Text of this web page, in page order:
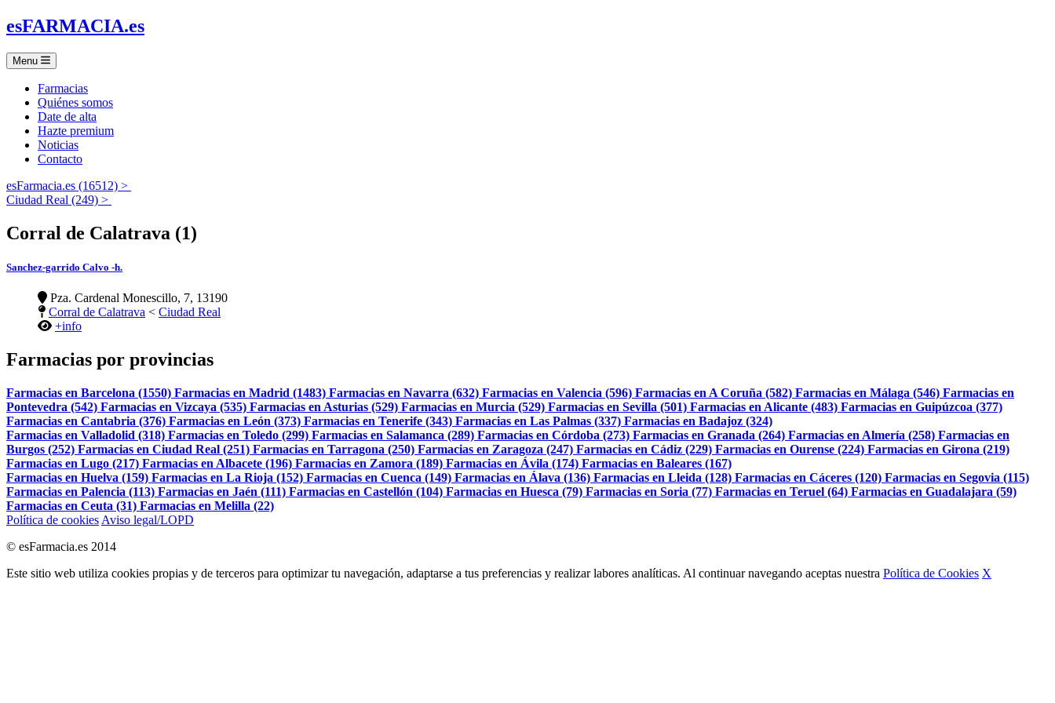
esFARMACIA.es
Menu
Farmacias
Quiénes somos
Date de alta
Hazte premium
Noticias
Contacto
esFarmacia.es (16512) >
Ciudad Real (249) >
Corral de Calatrava (1)
Sanchez-garrido Calvo -h.
Pza. Cardenal Monescillo, 7, 13190
Corral de Calatrava < Ciudad Real
+info
Farmacias por provincias
Farmacias en Barcelona (1550) Farmacias en Madrid (1483) Farmacias en Navarra (632) Farmacias en Valencia (596) Farmacias en A Coruña (582) Farmacias en Málaga (546) Farmacias en
Pontevedra (542) Farmacias en Vizcaya (535) Farmacias en Asturias (529) Farmacias en Murcia (529) Farmacias en Sevilla (501) Farmacias en Alicante (483) Farmacias en Guipúzcoa (377)
Farmacias en Cantabria (376) Farmacias en León (373) Farmacias en Tenerife (343) Farmacias en Las Palmas (337) Farmacias en Badajoz (324)
Farmacias en Valladolid (318) Farmacias en Toledo (299) Farmacias en Salamanca (289) Farmacias en Córdoba (273) Farmacias en Granada (264) Farmacias en Almería (258) Farmacias en
Burgos (252) Farmacias en Ciudad Real (251) Farmacias en Tarragona (250) Farmacias en Zaragoza (247) Farmacias en Cádiz (229) Farmacias en Ourense (224) Farmacias en Girona (219)
Farmacias en Lugo (217) Farmacias en Albacete (196) Farmacias en Zamora (189) Farmacias en Ávila (174) Farmacias en Baleares (167)
Farmacias en Huelva (159) Farmacias en La Rioja (152) Farmacias en Cuenca (149) Farmacias en Álava (136) Farmacias en Lleida (128) Farmacias en Cáceres (120) Farmacias en Segovia (115)
Farmacias en Palencia (113) Farmacias en Jaén (111) Farmacias en Castellón (104) Farmacias en Huesca (79) Farmacias en Soria (77) Farmacias en Teruel (64) Farmacias en Guadalajara (59)
Farmacias en Ceuta (31) Farmacias en Melilla (22)
Política de cookies Aviso legal/LOPD
© esFarmacia.es 2014
Este sitio web utiliza cookies propias y de terceros para optimizar tu navegación, adaptarse a tus preferencias y realizar labores analíticas. Al continuar navegando aceptas nuestra Política de Cookies X